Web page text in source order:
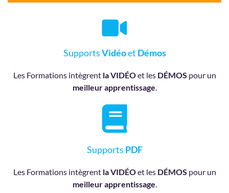
SupportsVidéoet Démos
Les Formations intègrent la VIDÉOet les DÉMOS pour un
meilleur apprentissage.
Supports PDF
Les Formations intègrent la VIDÉOet les DÉMOS pour un
meilleur apprentissage.